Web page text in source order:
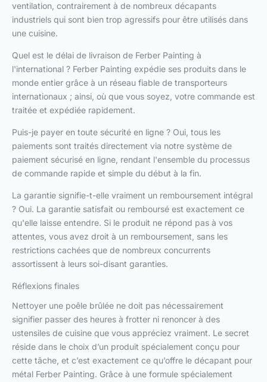
ventilation, contrairement à de nombreux décapants
industriels qui sont bien trop agressifs pour être utilisés dans
une cuisine.
Quel est le délai de livraison de Ferber Painting à
l'international ? Ferber Painting expédie ses produits dans le
monde entier grâce à un réseau fiable de transporteurs
internationaux ; ainsi, où que vous soyez, votre commande est
traitée et expédiée rapidement.
Puis-je payer en toute sécurité en ligne ? Oui, tous les
paiements sont traités directement via notre système de
paiement sécurisé en ligne, rendant l'ensemble du processus
de commande rapide et simple du début à la fin.
La garantie signifie-t-elle vraiment un remboursement intégral
? Oui. La garantie satisfait ou remboursé est exactement ce
qu'elle laisse entendre. Si le produit ne répond pas à vos
attentes, vous avez droit à un remboursement, sans les
restrictions cachées que de nombreux concurrents
assortissent à leurs soi-disant garanties.
Réflexions finales
Nettoyer une poêle brûlée ne doit pas nécessairement
signifier passer des heures à frotter ni renoncer à des
ustensiles de cuisine que vous appréciez vraiment. Le secret
réside dans le choix d’un produit spécialement conçu pour
cette tâche, et c’est exactement ce qu’offre le décapant pour
métal Ferber Painting. Grâce à une formule spécialement